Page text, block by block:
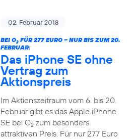
02. Februar 2018
BEI O2FÜR 277 EURO – NUR BIS ZUM 20.
FEBRUAR:
Das iPhone SE ohne
Vertrag zum
Aktionspreis
Im Aktionszeitraum vom 6. bis 20.
Februar gibt es das Apple iPhone
SE bei O2zum besonders
attraktiven Preis. Für nur 277 Euro